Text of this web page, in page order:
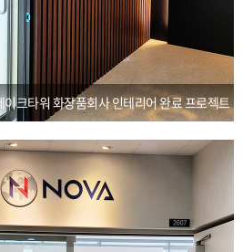
크타워 화장품회사 인테리어 완료 프로젝트
사무실 인테리어 [20평]
CUBEDESIGN